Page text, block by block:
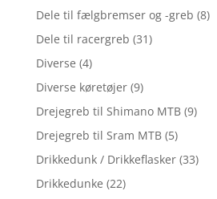
Dele til fælgbremser og -greb (8)
Dele til racergreb (31)
Diverse (4)
Diverse køretøjer (9)
Drejegreb til Shimano MTB (9)
Drejegreb til Sram MTB (5)
Drikkedunk / Drikkeflasker (33)
Drikkedunke (22)